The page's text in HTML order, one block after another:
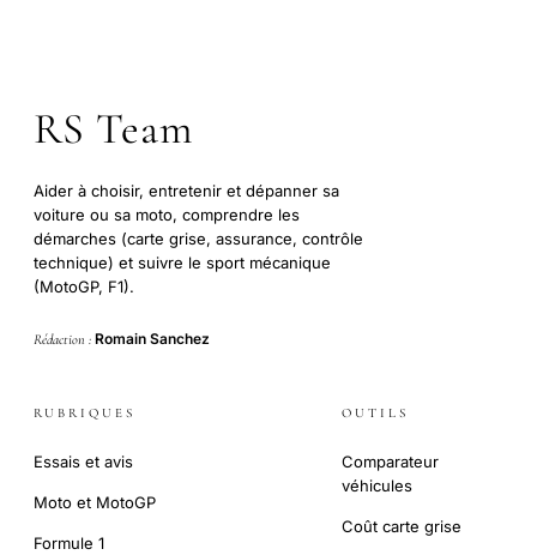
RS Team
Aider à choisir, entretenir et dépanner sa
voiture ou sa moto, comprendre les
démarches (carte grise, assurance, contrôle
technique) et suivre le sport mécanique
(MotoGP, F1).
Rédaction : Romain Sanchez
RUBRIQUES
Essais et avis
Moto et MotoGP
Formule 1
OUTILS
Comparateur
véhicules
Coût carte grise